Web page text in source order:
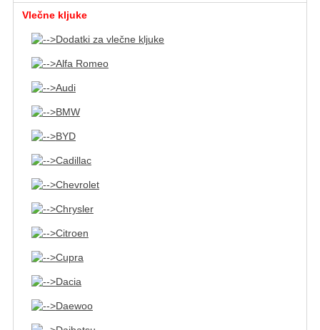
Vlečne kljuke
Dodatki za vlečne kljuke
Alfa Romeo
Audi
BMW
BYD
Cadillac
Chevrolet
Chrysler
Citroen
Cupra
Dacia
Daewoo